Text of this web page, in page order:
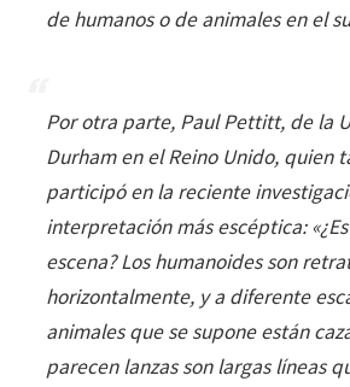
de humanos o de animales en el
Por otra parte, Paul Pettitt, de la
Durham en el Reino Unido, quien
participó en la reciente
interpretación más escéptica: «
escena? Los humanoides son
horizontalmente, y a diferente
animales que se supone están
parecen lanzas son largas líneas